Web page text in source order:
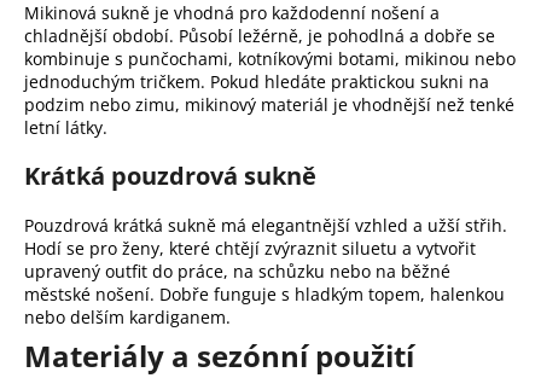
Mikinová sukně je vhodná pro každodenní nošení a
chladnější období. Působí ležérně, je pohodlná a dobře se
kombinuje s punčochami, kotníkovými botami, mikinou nebo
jednoduchým tričkem. Pokud hledáte praktickou sukni na
podzim nebo zimu, mikinový materiál je vhodnější než tenké
letní látky.
Krátká pouzdrová sukně
Pouzdrová krátká sukně má elegantnější vzhled a užší střih.
Hodí se pro ženy, které chtějí zvýraznit siluetu a vytvořit
upravený outfit do práce, na schůzku nebo na běžné
městské nošení. Dobře funguje s hladkým topem, halenkou
nebo delším kardiganem.
Materiály a sezónní použití